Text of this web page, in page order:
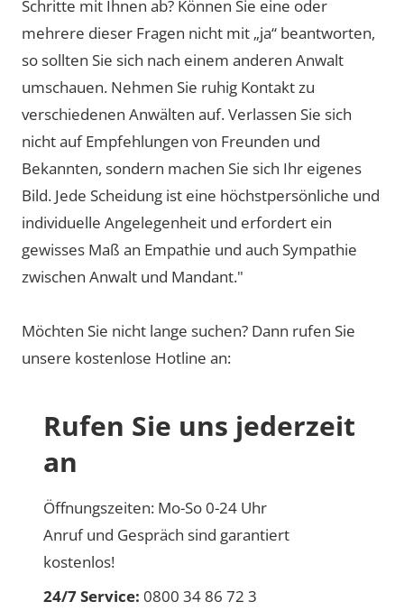
Schritte mit Ihnen ab? Können Sie eine oder
mehrere dieser Fragen nicht mit „ja“ beantworten,
so sollten Sie sich nach einem anderen Anwalt
umschauen. Nehmen Sie ruhig Kontakt zu
verschiedenen Anwälten auf. Verlassen Sie sich
nicht auf Empfehlungen von Freunden und
Bekannten, sondern machen Sie sich Ihr eigenes
Bild. Jede Scheidung ist eine höchstpersönliche und
individuelle Angelegenheit und erfordert ein
gewisses Maß an Empathie und auch Sympathie
zwischen Anwalt und Mandant."
Möchten Sie nicht lange suchen? Dann rufen Sie
unsere kostenlose Hotline an:
Rufen Sie uns jederzeit
an
Öffnungszeiten: Mo-So 0-24 Uhr
Anruf und Gespräch sind garantiert
kostenlos!
24/7 Service: 0800 34 86 72 3